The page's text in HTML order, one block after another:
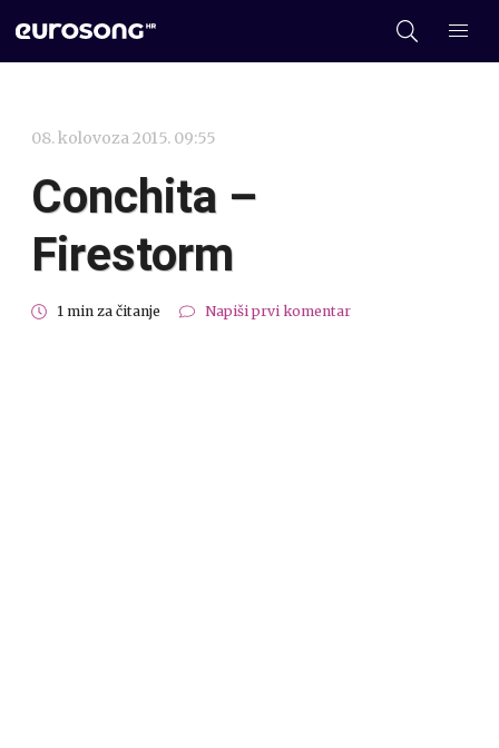
08. kolovoza 2015. 09:55
Conchita –
Firestorm
1 min za čitanje Napiši prvi komentar